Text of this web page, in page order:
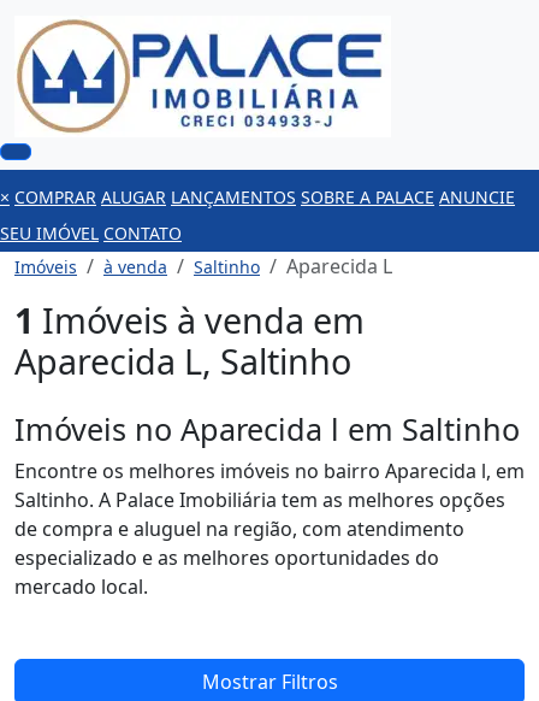
× COMPRAR ALUGAR LANÇAMENTOS SOBRE A PALACE ANUNCIE
SEU IMÓVEL CONTATO
Imóveis
à venda Saltinho Aparecida L
1 Imóveis à venda em
Aparecida L, Saltinho
Imóveis no Aparecida l em Saltinho
Encontre os melhores imóveis no bairro Aparecida l, em
Saltinho. A Palace Imobiliária tem as melhores opções
de compra e aluguel na região, com atendimento
especializado e as melhores oportunidades do
mercado local.
Mostrar Filtros